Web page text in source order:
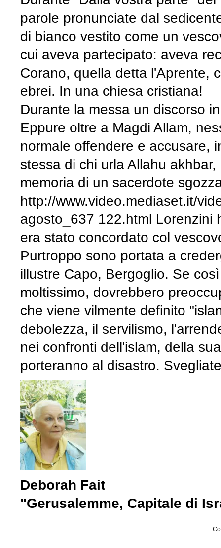
parole pronunciate dal
di bianco vestito come un
cui aveva partecipato: aveva
Corano, quella detta l'Aprente,
ebrei. In una chiesa cristiana!
Durante la messa un discorso
Eppure oltre a Magdi Allam,
normale offendere e accusare,
stessa di chi urla Allahu
memoria di un sacerdote
http://www.video.mediaset.it/
agosto_637 122.html Lorenzini
era stato concordato col
Purtroppo sono portata a
illustre Capo, Bergoglio. Se
moltissimo, dovrebbero
che viene vilmente definito
debolezza, il servilismo,
nei confronti dell'islam, della
porteranno al disastro.
Deborah Fait
"Gerusalemme, Capitale di